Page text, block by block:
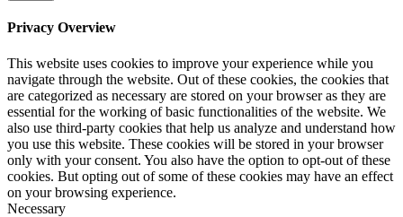
Privacy Overview
This website uses cookies to improve your experience while you
navigate through the website. Out of these cookies, the cookies that
are categorized as necessary are stored on your browser as they are
essential for the working of basic functionalities of the website. We
also use third-party cookies that help us analyze and understand how
you use this website. These cookies will be stored in your browser
only with your consent. You also have the option to opt-out of these
cookies. But opting out of some of these cookies may have an effect
on your browsing experience.
Necessary